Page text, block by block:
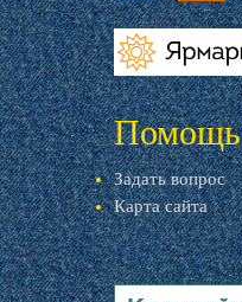
vk.com ok.ru
livemaster.ru
Помощь
Задать вопрос
Карта сайта